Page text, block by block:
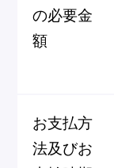
の必要金
額
お支払方
法及びお